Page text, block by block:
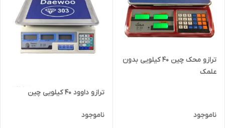
ترازو محک چین 40 کیلویی بدون
علمک
ناموجود
ترازو داوود 40 کیلویی چین
ناموجود